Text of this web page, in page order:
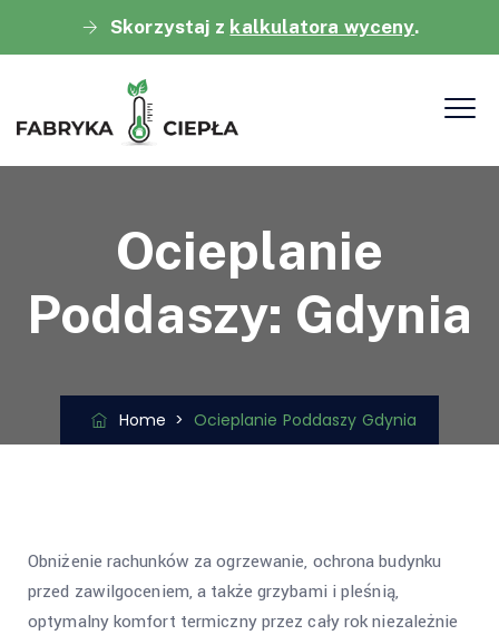
Skorzystaj z kalkulatora wyceny.
Ocieplanie
Poddaszy: Gdynia
Home > Ocieplanie Poddaszy Gdynia
Obniżenie rachunków za ogrzewanie, ochrona budynku
przed zawilgoceniem, a także grzybami i pleśnią,
optymalny komfort termiczny przez cały rok niezależnie